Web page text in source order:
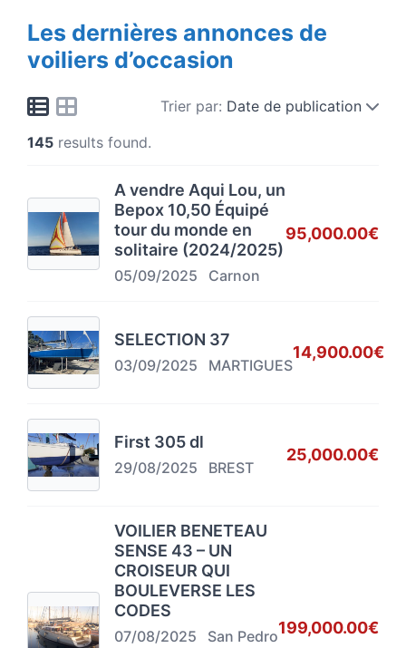
Les dernières annonces de
voiliers d’occasion
Trier par: Date de publication
145 results found.
A vendre Aqui Lou, un
Bepox 10,50 Équipé
tour du monde en
solitaire (2024/2025)
05/09/2025 Carnon
95,000.00€
SELECTION 37
03/09/2025 MARTIGUES
14,900.00€
First 305 dl
29/08/2025 BREST
25,000.00€
VOILIER BENETEAU
SENSE 43 – UN
CROISEUR QUI
BOULEVERSE LES
CODES
07/08/2025
San Pedro199,000.00€